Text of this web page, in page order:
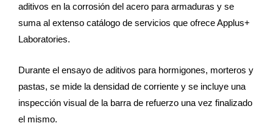
aditivos en la corrosión del acero para armaduras y se
suma al extenso catálogo de servicios que ofrece Applus+
Laboratories.
Durante el ensayo de aditivos para hormigones, morteros y
pastas, se mide la densidad de corriente y se incluye una
inspección visual de la barra de refuerzo una vez finalizado
el mismo.